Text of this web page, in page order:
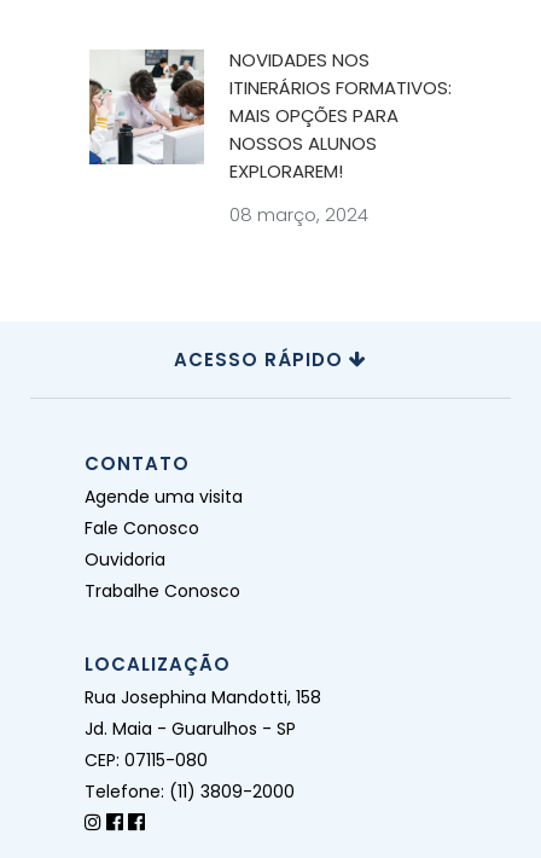
NOVIDADES NOS
ITINERÁRIOS FORMATIVOS:
MAIS OPÇÕES PARA
NOSSOS ALUNOS
EXPLORAREM!
08 março, 2024
ACESSO RÁPIDO
CONTATO
Agende uma visita
Fale Conosco
Ouvidoria
Trabalhe Conosco
LOCALIZAÇÃO
Rua Josephina Mandotti, 158
Jd. Maia - Guarulhos - SP
CEP: 07115-080
Telefone: (11) 3809-2000